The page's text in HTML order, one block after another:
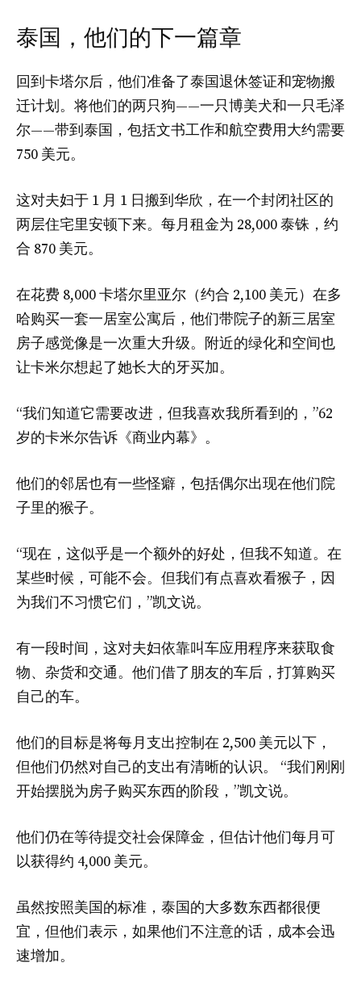
泰国，他们的下一篇章
回到卡塔尔后，他们准备了泰国退休签证和宠物搬
迁计划。将他们的两只狗——一只博美犬和一只毛泽
尔——带到泰国，包括文书工作和航空费用大约需要
750 美元。
这对夫妇于 1 月 1 日搬到华欣，在一个封闭社区的
两层住宅里安顿下来。每月租金为 28,000 泰铢，约
合 870 美元。
在花费 8,000 卡塔尔里亚尔（约合 2,100 美元）在多
哈购买一套一居室公寓后，他们带院子的新三居室
房子感觉像是一次重大升级。附近的绿化和空间也
让卡米尔想起了她长大的牙买加。
“我们知道它需要改进，但我喜欢我所看到的，”62
岁的卡米尔告诉《商业内幕》。
他们的邻居也有一些怪癖，包括偶尔出现在他们院
子里的猴子。
“现在，这似乎是一个额外的好处，但我不知道。在
某些时候，可能不会。但我们有点喜欢看猴子，因
为我们不习惯它们，”凯文说。
有一段时间，这对夫妇依靠叫车应用程序来获取食
物、杂货和交通。他们借了朋友的车后，打算购买
自己的车。
他们的目标是将每月支出控制在 2,500 美元以下，
但他们仍然对自己的支出有清晰的认识。 “我们刚刚
开始摆脱为房子购买东西的阶段，”凯文说。
他们仍在等待提交社会保障金，但估计他们每月可
以获得约 4,000 美元。
虽然按照美国的标准，泰国的大多数东西都很便
宜，但他们表示，如果他们不注意的话，成本会迅
速增加。